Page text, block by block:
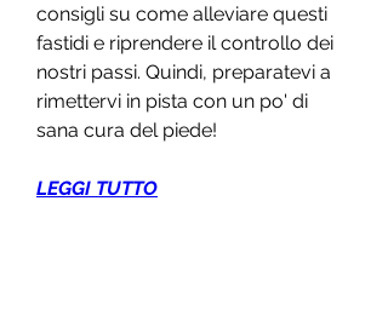
consigli su come alleviare questi
fastidi e riprendere il controllo dei
nostri passi. Quindi, preparatevi a
rimettervi in pista con un po' di
sana cura del piede!
LEGGI TUTTO